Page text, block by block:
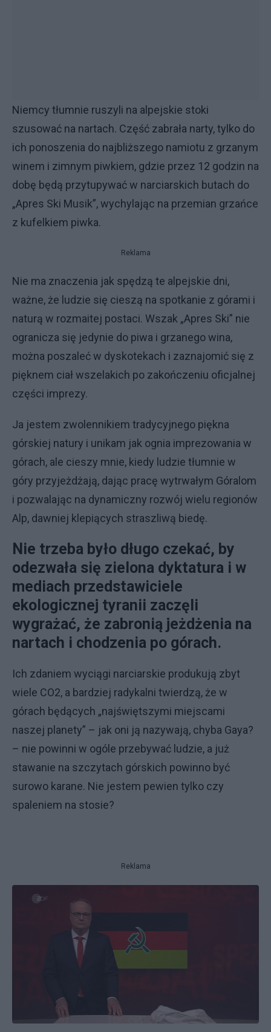
Niemcy tłumnie ruszyli na alpejskie stoki
szusować na nartach. Część zabrała narty, tylko do
ich ponoszenia do najbliższego namiotu z grzanym
winem i zimnym piwkiem, gdzie przez 12 godzin na
dobę będą przytupywać w narciarskich butach do
„Apres Ski Musik”, wychylając na przemian grzańce
z kufelkiem piwka.
Reklama
Nie ma znaczenia jak spędzą te alpejskie dni,
ważne, że ludzie się cieszą na spotkanie z górami i
naturą w rozmaitej postaci. Wszak „Apres Ski” nie
ogranicza się jedynie do piwa i grzanego wina,
można poszaleć w dyskotekach i zaznajomić się z
pięknem ciał wszelakich po zakończeniu oficjalnej
części imprezy.
Ja jestem zwolennikiem tradycyjnego piękna
górskiej natury i unikam jak ognia imprezowania w
górach, ale cieszy mnie, kiedy ludzie tłumnie w
góry przyjeżdżają, dając pracę wytrwałym Góralom
i pozwalając na dynamiczny rozwój wielu regionów
Alp, dawniej klepiących straszliwą biedę.
Nie trzeba było długo czekać, by
odezwała się zielona dyktatura i w
mediach przedstawiciele
ekologicznej tyranii zaczęli
wygrażać, że zabronią jeżdżenia na
nartach i chodzenia po górach.
Ich zdaniem wyciągi narciarskie produkują zbyt
wiele CO2, a bardziej radykalni twierdzą, że w
górach będących „najświętszymi miejscami
naszej planety” – jak oni ją nazywają, chyba Gaya?
– nie powinni w ogóle przebywać ludzie, a już
stawanie na szczytach górskich powinno być
surowo karane. Nie jestem pewien tylko czy
spaleniem na stosie?
Reklama